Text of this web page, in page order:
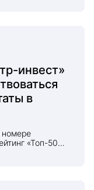
инвест»
в
«Топ-50